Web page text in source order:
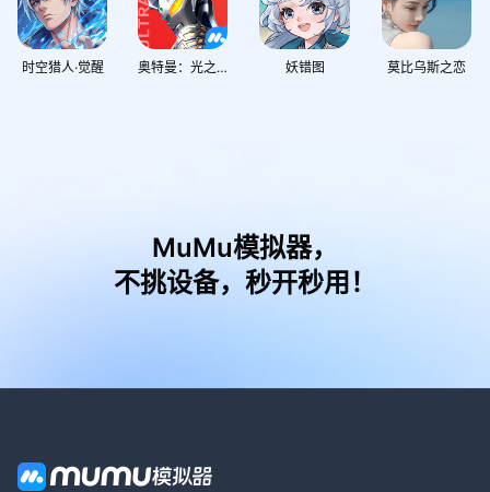
时空猎人·觉醒 奥特曼：光之战士 妖错图 莫比乌斯之恋
MuMu模拟器，
不挑设备，秒开秒用！